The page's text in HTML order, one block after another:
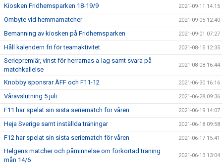
Kiosken Fridhemsparken 18-19/9 2021-09-11 14:15
Ombyte vid hemmamatcher 2021-09-05 12:40
Bemanning av kiosken på Fridhemsparken 2021-09-01 07:27
Håll kalendern fri för teamaktivitet 2021-08-15 12:35
Seriepremiär, vinst för herrarnas a-lag samt svara på
matchkallelse
2021-08-08 16:44
Knobby sponsrar ÄFF och F11-12 2021-06-30 16:16
Våravslutning 5 juli 2021-06-28 09:36
F11 har spelat sin sista seriematch för våren 2021-06-19 14:07
Heja Sverige samt inställda träningar 2021-06-18 09:58
F12 har spelat sin sista seriematch för våren 2021-06-17 15:41
Helgens matcher och påminnelse om förkortad träning
mån 14/6
2021-06-13 13:04